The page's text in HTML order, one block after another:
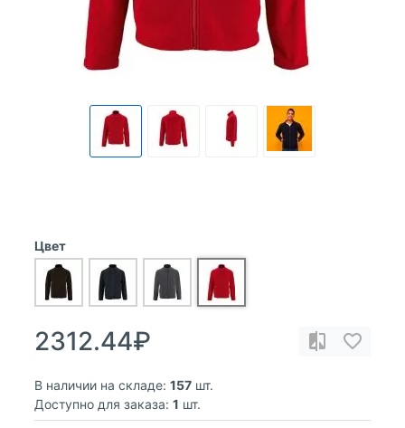
Цвет
2312.44₽
В наличии на складе: 157 шт.
Доступно для заказа: 1 шт.